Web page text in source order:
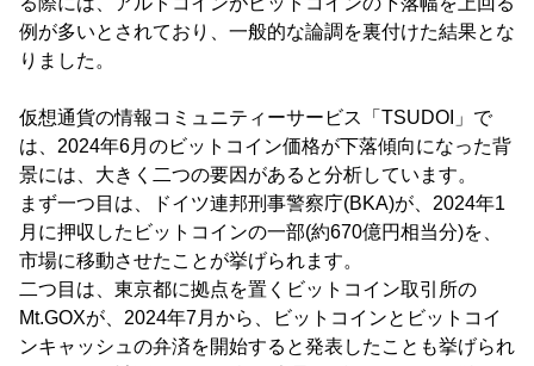
例が多いとされており、一般的な論調を裏付けた結果とな
りました。
仮想通貨の情報コミュニティーサービス「TSUDOI」で
は、2024年6月のビットコイン価格が下落傾向になった背
景には、大きく二つの要因があると分析しています。
まず一つ目は、ドイツ連邦刑事警察庁(BKA)が、2024年1
月に押収したビットコインの一部(約670億円相当分)を、
市場に移動させたことが挙げられます。
二つ目は、東京都に拠点を置くビットコイン取引所の
Mt.GOXが、2024年7月から、ビットコインとビットコイ
ンキャッシュの弁済を開始すると発表したことも挙げられ